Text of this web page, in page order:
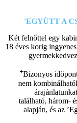
'EGYÜTT A
Két felnőttel egy
18 éves korig
+Bizonyos
nem
található, három-
alapján, és az